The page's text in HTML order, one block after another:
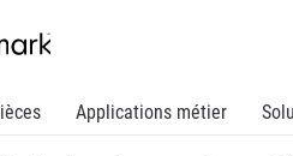
Applications métier